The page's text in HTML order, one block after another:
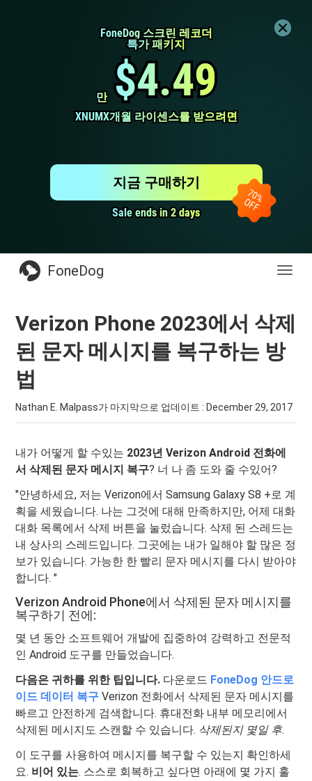
FoneDog 스크린 레코더
FoneDog 스크린 레코더
특가 패키지
특가 패키지
만
만 $4.49
$4.49
XNUMX개월 라이센스를 받으려면
XNUMX개월 라이센스를 받으려면
Sale ends in 2 days
Sale ends in 2 days
지금 구매하기
전
FoneDog
Verizon Phone 2023에서 삭제
된 문자 메시지를 복구하는 방
법
Nathan E. Malpass가 마지막으로 업데이트 : December 29, 2017
내가 어떻게 할 수있는 2023년 Verizon Android 전화에
서 삭제된 문자 메시지 복구? 너 나 좀 도와 줄 수있어?
"안녕하세요, 저는 Verizon에서 Samsung Galaxy S8 +로 계
획을 세웠습니다. 나는 그것에 대해 만족하지만, 어제 대화
대화 목록에서 삭제 버튼을 눌렀습니다. 삭제 된 스레드는
내 상사의 스레드입니다. 그곳에는 내가 일해야 할 많은 정
보가 있습니다. 가능한 한 빨리 문자 메시지를 다시 받아야
합니다. "
Verizon Android Phone에서 삭제된 문자 메시지를
복구하기 전에:
몇 년 동안 소프트웨어 개발에 집중하여 강력하고 전문적
인 Android 도구를 만들었습니다.
다음은 귀하를 위한 팁입니다. 다운로드 FoneDog 안드로
이드 데이터 복구 Verizon 전화에서 삭제된 문자 메시지를
빠르고 안전하게 검색합니다. 휴대전화 내부 메모리에서
삭제된 메시지도 스캔할 수 있습니다. 삭제된지 몇일 후.
이 도구를 사용하여 메시지를 복구할 수 있는지 확인하세
요. 비어 있는. 스스로 회복하고 싶다면 아래에 몇 가지 훌